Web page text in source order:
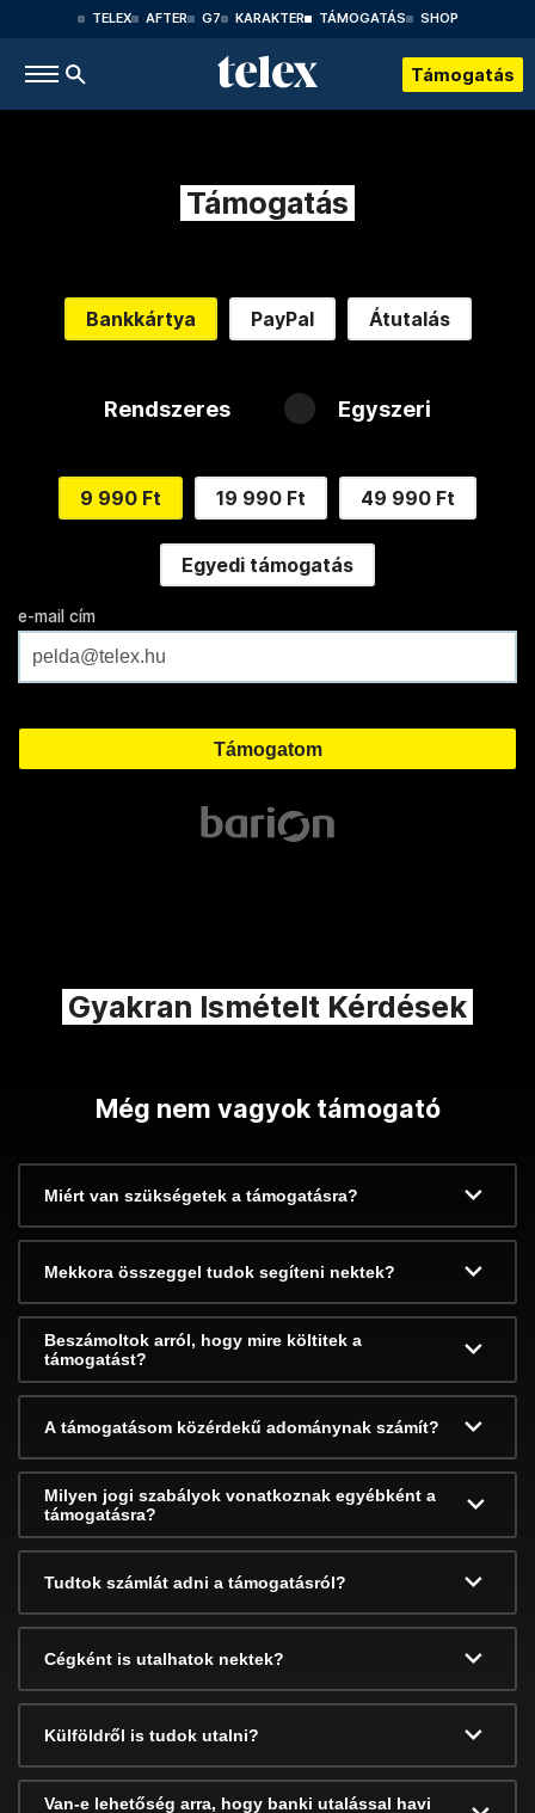
TELEX AFTER G7 KARAKTER TÁMOGATÁS SHOP
Támogatás
Támogatás
Bankkártya PayPal Átutalás
Rendszeres Egyszeri
9 990 Ft 19 990 Ft 49 990 Ft
Egyedi támogatás
e-mail cím
Gyakran Ismételt Kérdések
Még nem vagyok támogató
Miért van szükségetek a támogatásra?
Mekkora összeggel tudok segíteni nektek?
Beszámoltok arról, hogy mire költitek a
támogatást?
A támogatásom közérdekű adománynak számít?
Milyen jogi szabályok vonatkoznak egyébként a
támogatásra?
Tudtok számlát adni a támogatásról?
Cégként is utalhatok nektek?
Külföldről is tudok utalni?
Van-e lehetőség arra, hogy banki utalással havi